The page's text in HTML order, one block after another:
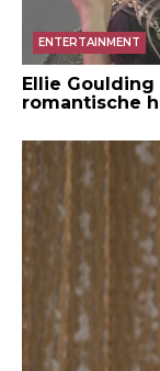
ENTERTAINMENT
Ellie
romantische